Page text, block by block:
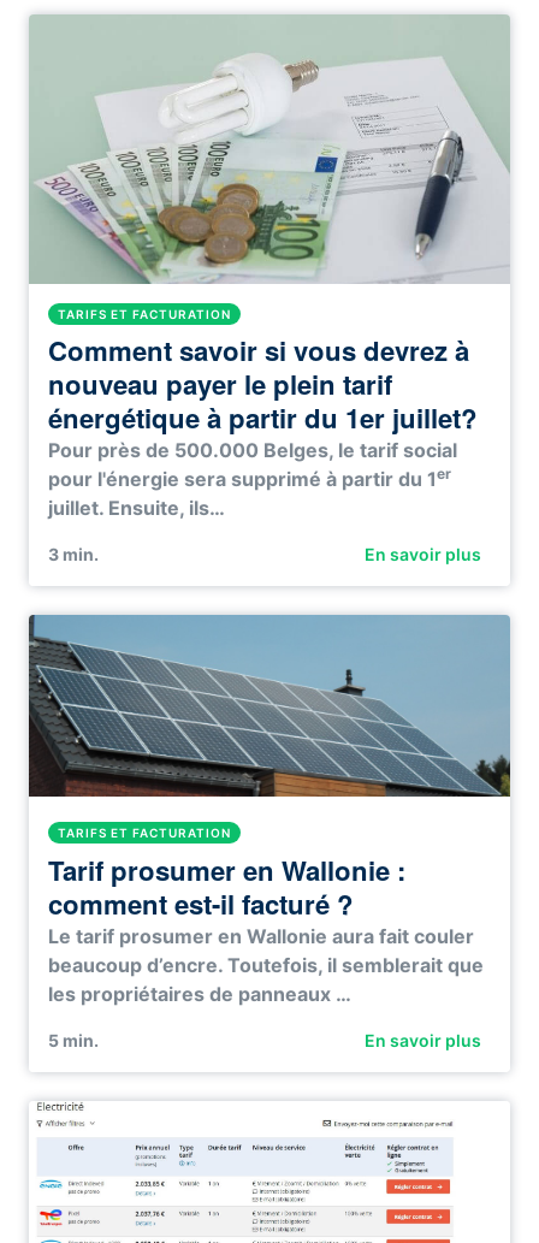
TARIFS ET FACTURATION
Comment savoir si vous devrez à
nouveau payer le plein tarif
énergétique à partir du 1er juillet?
Pour près de 500.000 Belges, le tarif social
pour l'énergie sera supprimé à partir du 1er
juillet. Ensuite, ils…
3 min. En savoir plus
TARIFS ET FACTURATION
Tarif prosumer en Wallonie :
comment est-il facturé ?
Le tarif prosumer en Wallonie aura fait couler
beaucoup d’encre. Toutefois, il semblerait que
les propriétaires de panneaux …
5 min. En savoir plus